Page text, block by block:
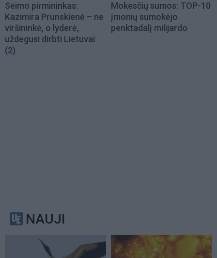
Seimo pirmininkas:
Kazimira Prunskienė – ne
viršininkė, o lyderė,
uždegusi dirbti Lietuvai
(2)
Mokesčių sumos: TOP-10
įmonių sumokėjo
penktadalį milijardo
NAUJI